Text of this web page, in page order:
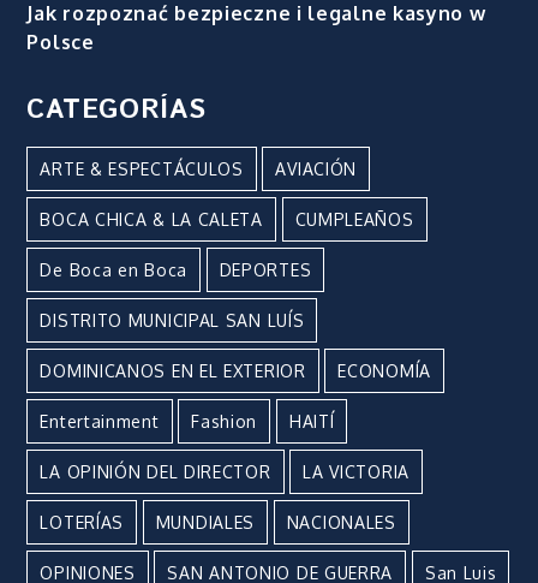
Jak rozpoznać bezpieczne i legalne kasyno w
Polsce
CATEGORÍAS
ARTE & ESPECTÁCULOS AVIACIÓN
BOCA CHICA & LA CALETA CUMPLEAÑOS
De Boca en Boca DEPORTES
DISTRITO MUNICIPAL SAN LUÍS
DOMINICANOS EN EL EXTERIOR ECONOMÍA
Entertainment Fashion HAITÍ
LA OPINIÓN DEL DIRECTOR LA VICTORIA
LOTERÍAS MUNDIALES NACIONALES
OPINIONES SAN ANTONIO DE GUERRA San Luis